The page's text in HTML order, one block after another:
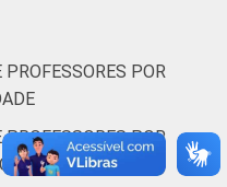
Oeste
53
Sudeste 53
POR
POR
GRADUAÇÃO